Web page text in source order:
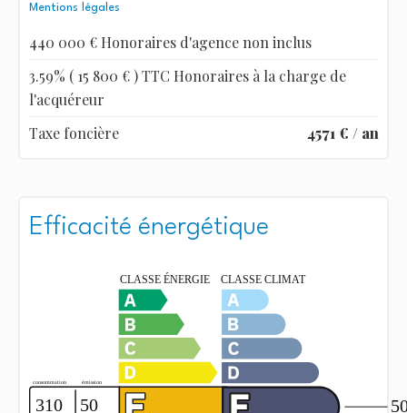
Mentions légales
440 000 € Honoraires d'agence non inclus
3.59% ( 15 800 € ) TTC Honoraires à la charge de
l'acquéreur
Taxe foncière
4571 € / an
Efficacité énergétique